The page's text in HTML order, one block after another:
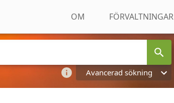
OM FÖRVALTNINGAR
Avancerad sökning